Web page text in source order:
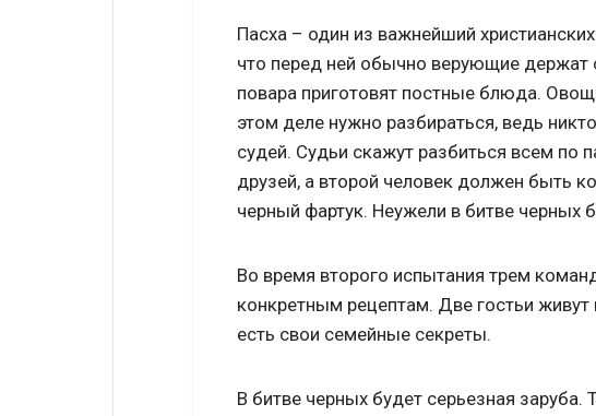
Пасха – один из важнейший
что перед ней обычно верующие держат
повара приготовят постные блюда.
этом деле нужно разбираться, ведь
судей. Судьи скажут разбиться всем по
друзей, а второй человек должен быть
черный фартук. Неужели в битве черных
Во время второго испытания трем
конкретным рецептам. Две гостьи
есть свои семейные секреты.
В битве черных будет серьезная